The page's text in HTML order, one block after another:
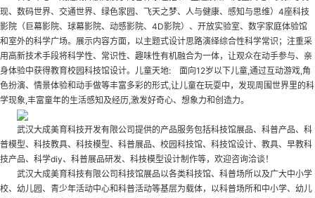
现、数码世界、交通世界、绿色家园、飞天之梦、人与健康、感知与思维）4座科技
影院（巨幕影院、球幕影院、动感影院、4D影院）、开放实验室、数字家庭体验馆
和室外的科学广场。展示内容方面，以主题式设计思路演绎综合性科学常识；注重采
用高新技术手段将科学性、常识性、趣味性有机融合为一体，让观众在动手参与、亲
身体验中获得教育校园科技馆设计。儿童天地: 面向12岁以下儿童,通过互动游戏,角
色扮演、情景体验和动手做等丰富多彩的形式,让儿童在玩耍中，发现周围世界里的科
学现象,丰富童年的生活感知及经历,激发好奇心、想象力和创造力。
武汉大成美育科技开发有限公司提供的产品服务包括科技馆展品、科普产品、科
普模型、科技教具、科技模型、科普展品、校园科技馆、科技馆设计、教具、早教科
技产品、科学diy、科普展品研发、科技模型设计制作等，欢迎咨询洽谈！
武汉大成美育科技有限公司科技馆展品以各类科技馆、科普场所以及广大中小学
校、幼儿园、青少年活动中心和科普活动等基层为载体，以科普场所和中小学、幼儿